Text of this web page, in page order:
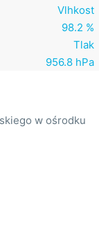
Vlhkost
98.2 %
Tlak
956.8 hPa
w ośrodku